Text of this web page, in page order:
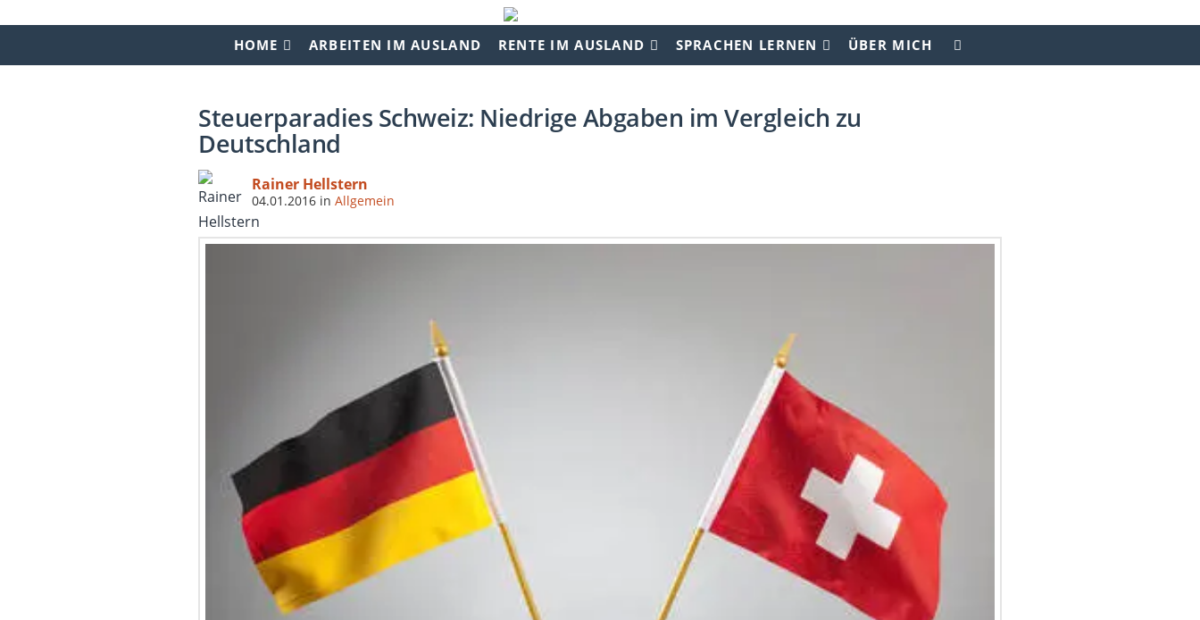
HOME ARBEITEN IM AUSLAND RENTE IM AUSLAND SPRACHEN LERNEN ÜBER MICH
Steuerparadies Schweiz: Niedrige Abgaben im Vergleich zu
Deutschland
Rainer Hellstern
04.01.2016 in Allgemein